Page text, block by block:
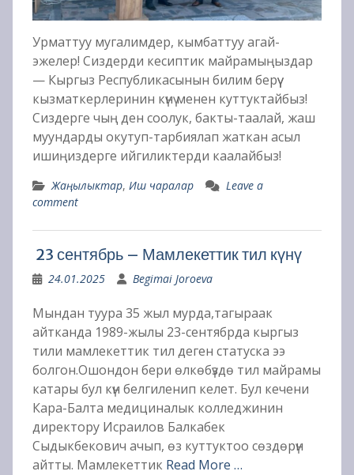
Урматтуу мугалимдер, кымбаттуу агай-
эжелер! Сиздерди кесиптик майрамыңыздар
— Кыргыз Республикасынын билим берүү
кызматкерлеринин күнү менен куттуктайбыз!
Сиздерге чың ден соолук, бакты-таалай, жаш
муундарды окутуп-тарбиялап жаткан асыл
ишиңиздерге ийгиликтерди каалайбыз!
Жаңылыктар, Иш чаралар
Leave a
comment
23 сентябрь – Мамлекеттик тил күнү
24.01.2025 Begimai Joroeva
Мындан туура 35 жыл мурда,тагыраак
айтканда 1989-жылы 23-сентябрда кыргыз
тили мамлекеттик тил деген статуска ээ
болгон.Ошондон бери өлкөбүздө тил майрамы
катары бул күн белгиленип келет. Бул кечени
Кара-Балта медициналык колледжинин
директору Исраилов Балкабек
Сыдыкбекович ачып, өз куттуктоо сөздөрүн
айтты. Мамлекеттик Read More …